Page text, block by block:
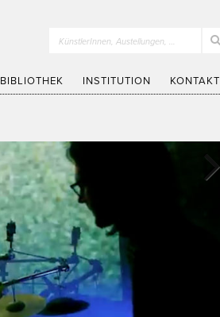
KünstlerInnen, Austellungen, …
BIBLIOTHEK INSTITUTION KONTAKT